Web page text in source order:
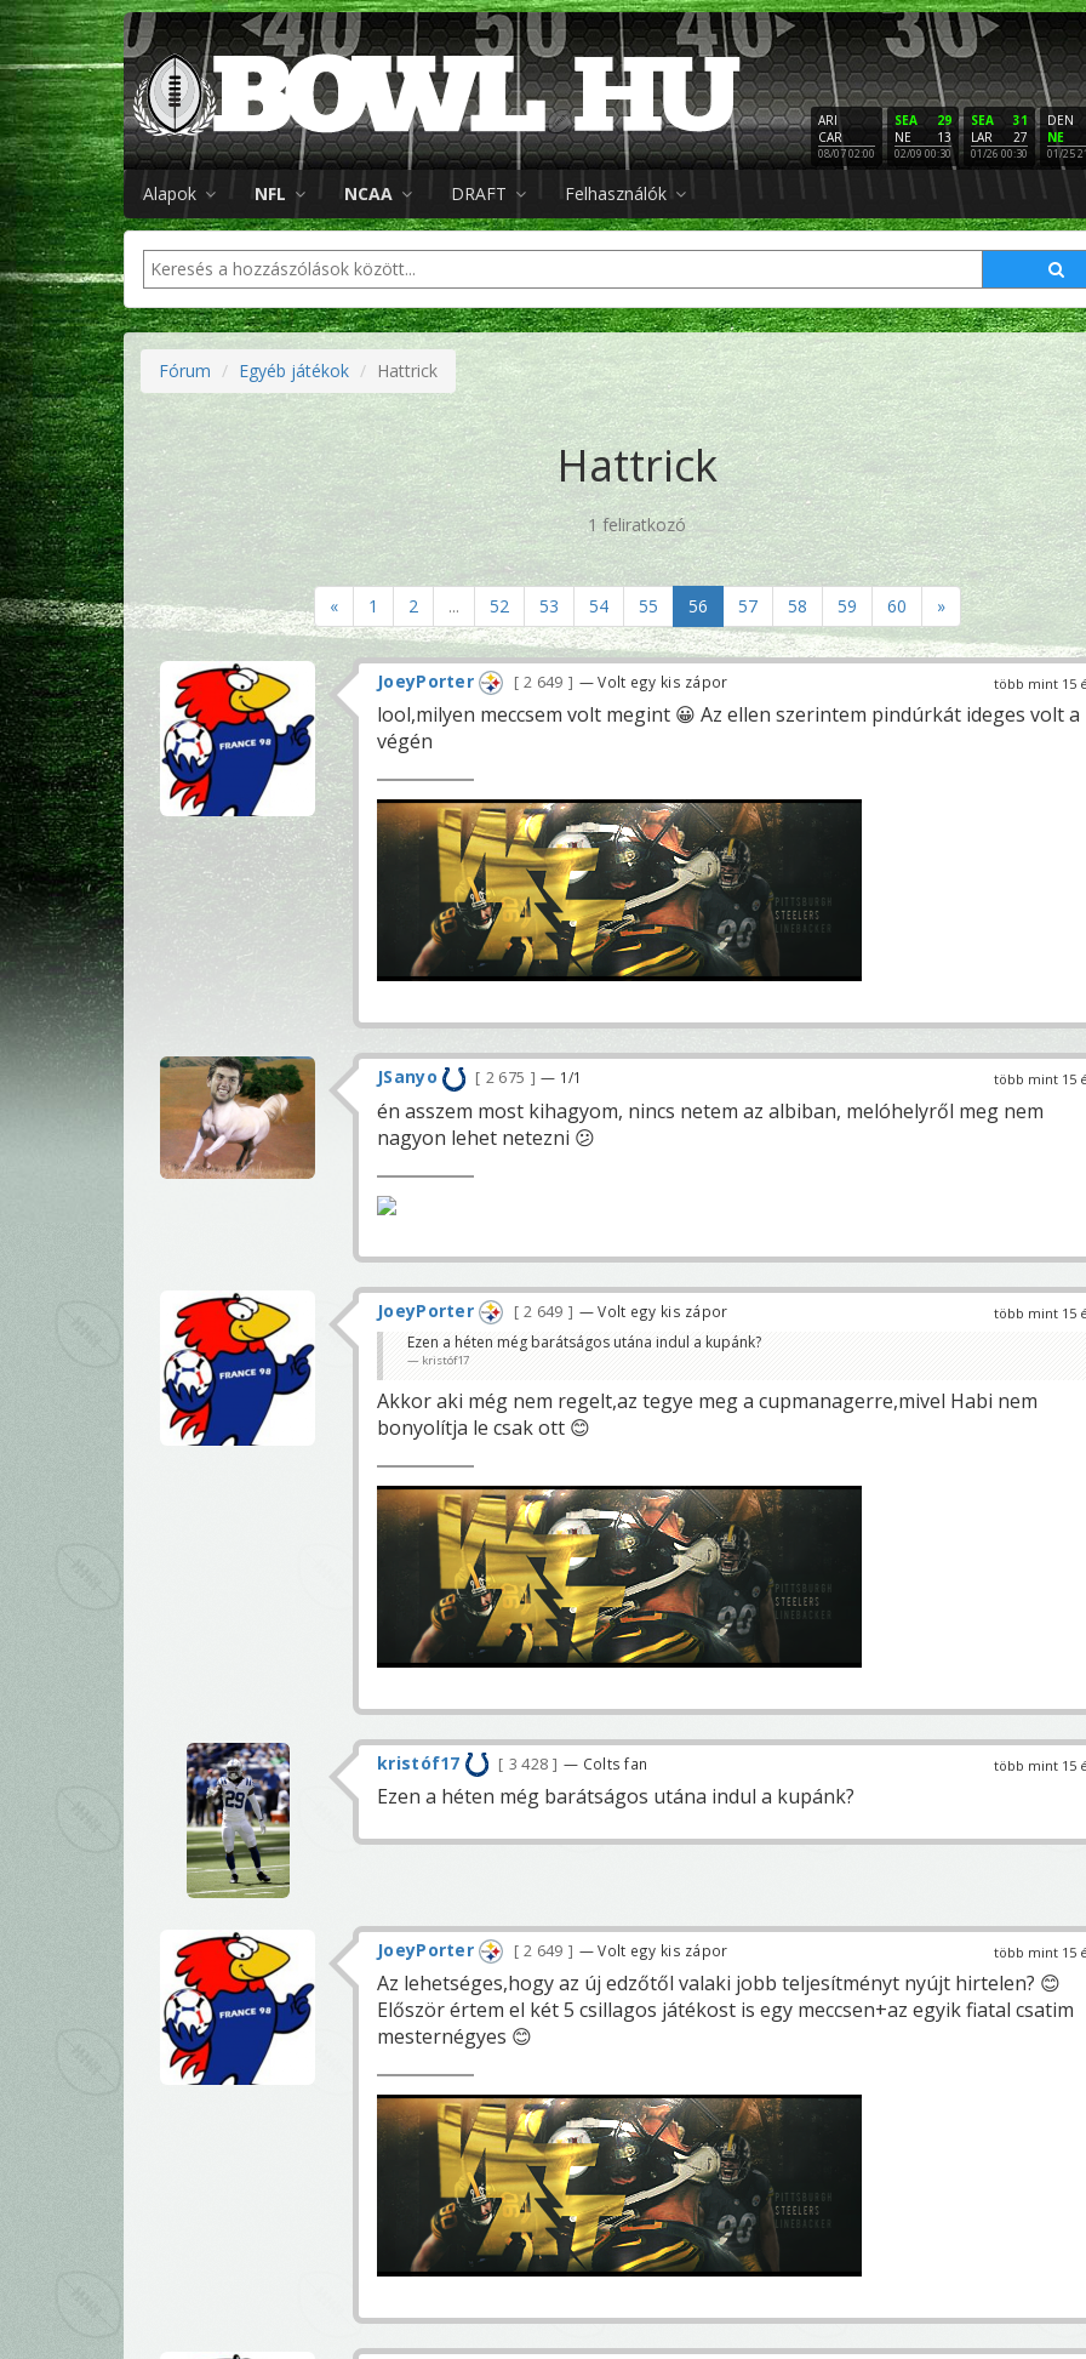
ARI
CAR
08/07 02:00
29
SEA
13
NE
02/09 00:30
31
SEA
27
LAR
01/26 00:30
DEN
NE
01/25
Alapok NFL NCAA DRAFT Felhasználók
Fórum Egyéb játékok Hattrick
Hattrick
1 feliratkozó
« 1 2 ... 52 53 54 55 56 57 58 59 60 »
több mint 15
JoeyPorter 2 649 — Volt egy kis zápor
lool,milyen meccsem volt megint 😀 Az ellen szerintem pindúrkát ideges volt a
végén
több mint 15
JSanyo 2 675 — 1/1
én asszem most kihagyom, nincs netem az albiban, melóhelyről meg nem
nagyon lehet netezni 😕
több mint 15
JoeyPorter 2 649 — Volt egy kis zápor
Ezen a héten még barátságos utána indul a kupánk?
kristóf17
Akkor aki még nem regelt,az tegye meg a cupmanagerre,mivel Habi nem
bonyolítja le csak ott 😊
több mint 15
kristóf17 3 428 — Colts fan
Ezen a héten még barátságos utána indul a kupánk?
több mint 15
JoeyPorter 2 649 — Volt egy kis zápor
Az lehetséges,hogy az új edzőtől valaki jobb teljesítményt nyújt hirtelen? 😊
Először értem el két 5 csillagos játékost is egy meccsen+az egyik fiatal csatim
mesternégyes 😊